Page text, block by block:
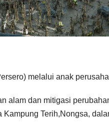
melalui anak
alam dan mitigasi
Terih,Nongsa,